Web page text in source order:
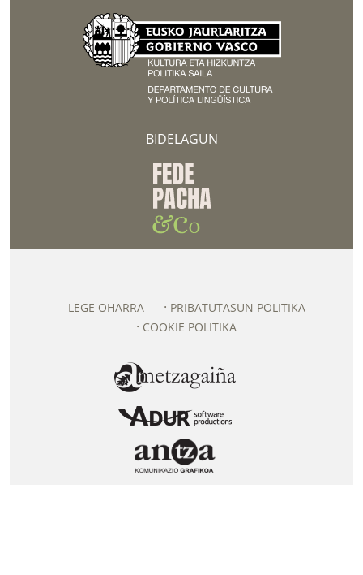
BIDELAGUN
LEGE OHARRA
PRIBATUTASUN POLITIKA
COOKIE POLITIKA